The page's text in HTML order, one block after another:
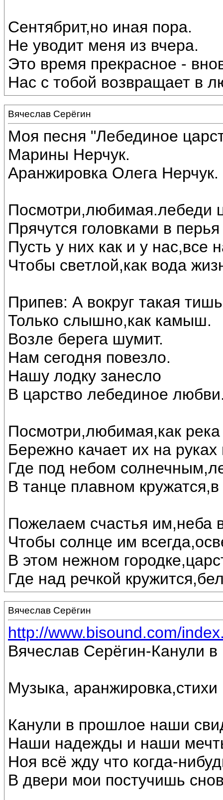
Сентябрит,но иная пора.
Не уводит меня из вчера.
Это время прекрасное -
Нас с тобой возвращает в
Вячеслав Серёгин
Моя песня "Лебединое
Марины Нерчук.
Аранжировка Олега
Посмотри,любимая.лебеди
Прячутся головками в
Пусть у них как и у нас,все
Чтобы светлой,как вода
Припев: А вокруг такая
Только слышно,как камыш.
Возле берега шумит.
Нам сегодня повезло.
Нашу лодку занесло
В царство лебединое
Посмотри,любимая,как река
Бережно качает их на
Где под небом
В танце плавном
Пожелаем счастья им,неба
Чтобы солнце им
В этом нежном
Где над речкой
Вячеслав Серёгин
http://www.bisound.com/
Вячеслав Серёгин-Канули
Музыка,
Канули в прошлое наши
Наши надежды и наши
Ноя всё жду что когда-
В двери мои постучишь